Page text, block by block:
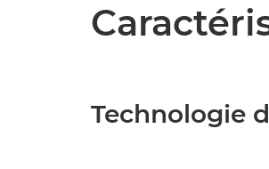
Technologie